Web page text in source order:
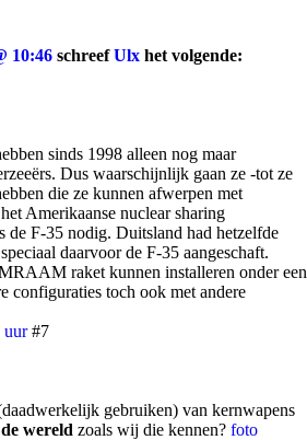
10:46 schreefUlx het volgende:
sinds 1998 alleen nog maar
Dus waarschijnlijk gaan ze -tot ze
die ze kunnen afwerpen met
Amerikaanse nuclear sharing
de F-35 nodig. Duitsland had hetzelfde
daarvoor de F-35 aangeschaft.
raket kunnen installeren onder een
configuraties toch ook met andere
uur #7
gebruiken) van kernwapens
wereld zoals wij die kennen? foto